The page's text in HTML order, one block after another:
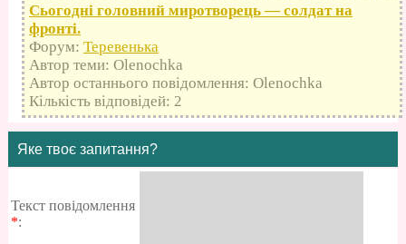
Сьогодні головний миротворець — солдат на
фронті.
Форум: Теревенька
Автор теми: Olenochka
Автор останнього повідомлення: Olenochka
Кількість відповідей: 2
Яке твоє запитання?
Текст повідомлення
*: